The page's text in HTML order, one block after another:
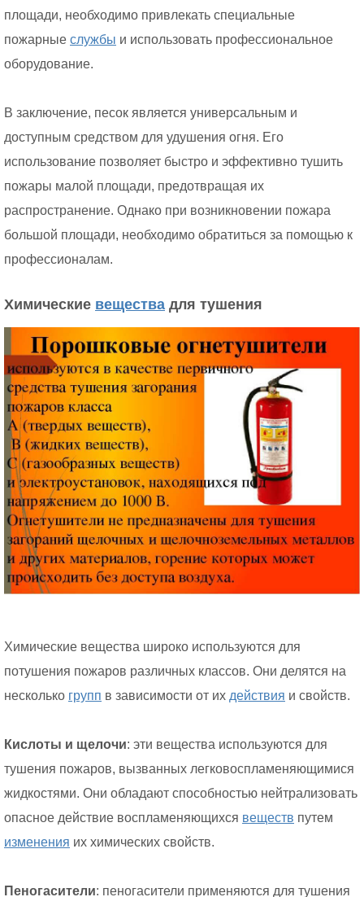
площади, необходимо привлекать специальные
пожарные службы и использовать профессиональное
оборудование.
В заключение, песок является универсальным и
доступным средством для удушения огня. Его
использование позволяет быстро и эффективно тушить
пожары малой площади, предотвращая их
распространение. Однако при возникновении пожара
большой площади, необходимо обратиться за помощью к
профессионалам.
Химические вещества для тушения
Химические вещества широко используются для
потушения пожаров различных классов. Они делятся на
несколько групп в зависимости от их действия и свойств.
Кислоты и щелочи: эти вещества используются для
тушения пожаров, вызванных легковоспламеняющимися
жидкостями. Они обладают способностью нейтрализовать
опасное действие воспламеняющихся веществ путем
изменения их химических свойств.
Пеногасители: пеногасители применяются для тушения